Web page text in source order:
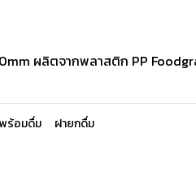
ผลิตจากพลาสติก PP
ร้อมดื่ม ฝายกดื่ม